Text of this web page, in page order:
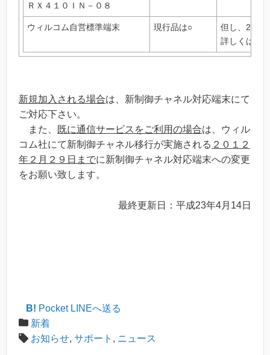
ＲＸ４１０ＩＮ－０８
ウィルコム自営標準端末 現行品は○
但し、2003
詳しくは、
新規加入される場合は、新制御チャネル対応端末にて
ご対応下さい。
また、
既に通信サービスをご利用の場合は、ウィル
コム社にて新制御チャネル移行が実施される ２０１２
年２月２９日までに新制御チャネル対応端末への変更
をお願い致します。
最終更新日：平成23年4月14日
B! Pocket LINEへ送る
新着
お知らせ, サポート , ニュース